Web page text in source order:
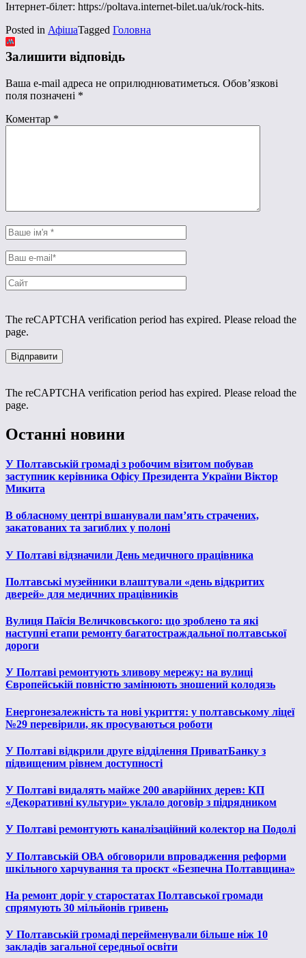
Інтернет-білет: https://poltava.internet-bilet.ua/uk/rock-hits.
Posted in АфішаTagged Головна
Залишити відповідь
Ваша e-mail адреса не оприлюднюватиметься. Обов’язкові
поля позначені *
Коментар *
The reCAPTCHA verification period has expired. Please reload the
page.
The reCAPTCHA verification period has expired. Please reload the
page.
Останні новини
У Полтавській громаді з робочим візитом побував
заступник керівника Офісу Президента України Віктор
Микита
В обласному центрі вшанували пам’ять страчених,
закатованих та загиблих у полоні
У Полтаві відзначили День медичного працівника
Полтавські музейники влаштували «день відкритих
дверей» для медичних працівників
Вулиця Паїсія Величковського: що зроблено та які
наступні етапи ремонту багатостраждальної полтавської
дороги
У Полтаві ремонтують зливову мережу: на вулиці
Європейській повністю замінюють зношений колодязь
Енергонезалежність та нові укриття: у полтавському ліцеї
№29 перевірили, як просуваються роботи
У Полтаві відкрили друге відділення ПриватБанку з
підвищеним рівнем доступності
У Полтаві видалять майже 200 аварійних дерев: КП
«Декоративні культури» уклало договір з підрядником
У Полтаві ремонтують каналізаційний колектор на Подолі
У Полтавській ОВА обговорили впровадження реформи
шкільного харчування та проєкт «Безпечна Полтавщина»
На ремонт доріг у старостатах Полтавської громади
спрямують 30 мільйонів гривень
У Полтавській громаді перейменували більше ніж 10
закладів загальної середньої освіти